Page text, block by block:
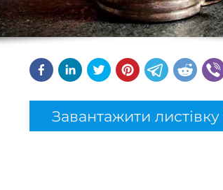
Завантажити листівку